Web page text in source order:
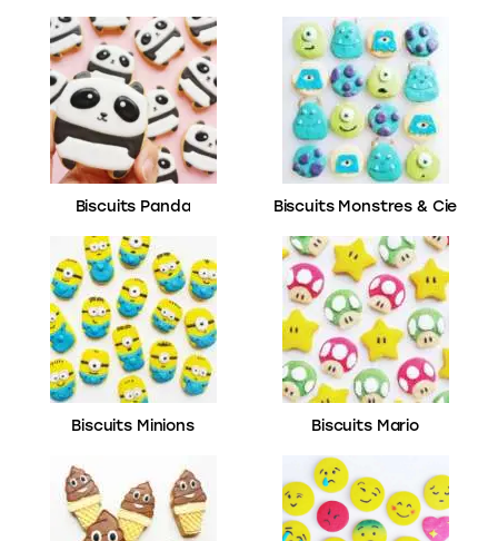
Biscuits Panda Biscuits Monstres & Cie
Biscuits Minions Biscuits Mario